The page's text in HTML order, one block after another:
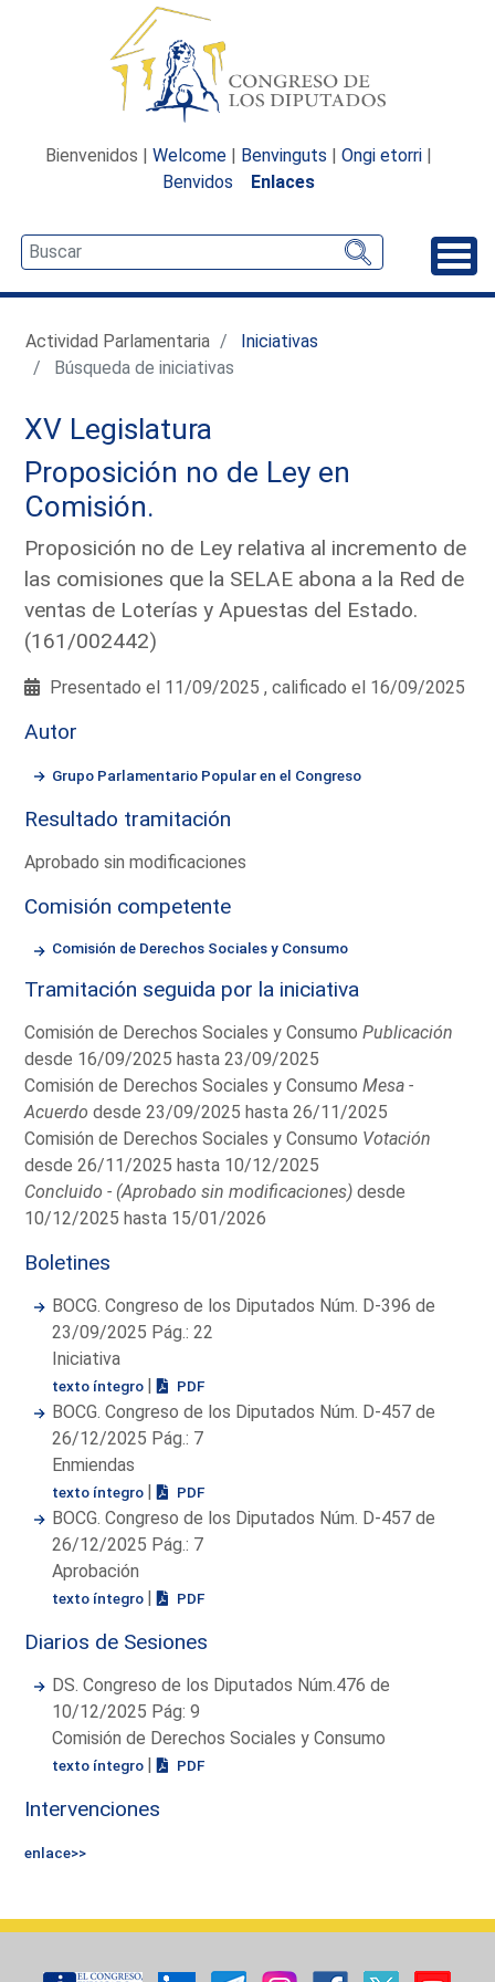
Bienvenidos | Welcome | Benvinguts | Ongi etorri |
Benvidos
Enlaces
Actividad Parlamentaria
Iniciativas
Búsqueda de iniciativas
XV Legislatura
Proposición no de Ley en
Comisión.
Proposición no de Ley relativa al incremento de
las comisiones que la SELAE abona a la Red de
ventas de Loterías y Apuestas del Estado.
(161/002442)
Presentado el 11/09/2025 , calificado el 16/09/2025
Autor
Grupo Parlamentario Popular en el Congreso
Resultado tramitación
Aprobado sin modificaciones
Comisión competente
Comisión de Derechos Sociales y Consumo
Tramitación seguida por la iniciativa
Comisión de Derechos Sociales y ConsumoPublicación
desde 16/09/2025 hasta 23/09/2025
Comisión de Derechos Sociales y ConsumoMesa -
Acuerdo desde 23/09/2025 hasta 26/11/2025
Comisión de Derechos Sociales y Consumo Votación
desde 26/11/2025 hasta 10/12/2025
Concluido - (Aprobado sin modificaciones) desde
10/12/2025 hasta 15/01/2026
Boletines
BOCG. Congreso de los Diputados Núm. D-396 de
23/09/2025 Pág.: 22
Iniciativa
texto íntegro | PDF
BOCG. Congreso de los Diputados Núm. D-457 de
26/12/2025 Pág.: 7
Enmiendas
texto íntegro | PDF
BOCG. Congreso de los Diputados Núm. D-457 de
26/12/2025 Pág.: 7
Aprobación
texto íntegro | PDF
Diarios de Sesiones
DS. Congreso de los Diputados Núm.476 de
10/12/2025 Pág: 9
Comisión de Derechos Sociales y Consumo
texto íntegro | PDF
Intervenciones
enlace>>